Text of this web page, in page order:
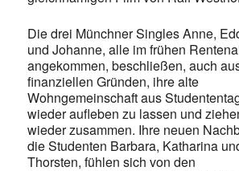
Die drei Münchner Singles Anne,
und Johanne, alle im frühen
angekommen, beschließen, auch
finanziellen Gründen, ihre alte
Wohngemeinschaft aus
wieder aufleben zu lassen und
wieder zusammen. Ihre neuen
die Studenten Barbara, Katharina
Thorsten, fühlen sich von den